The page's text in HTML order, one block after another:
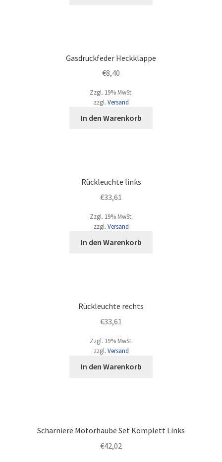
Gasdruckfeder Heckklappe
€8,40
Zzgl. 19% MwSt.
zzgl. Versand
In den Warenkorb
Rückleuchte links
€33,61
Zzgl. 19% MwSt.
zzgl. Versand
In den Warenkorb
Rückleuchte rechts
€33,61
Zzgl. 19% MwSt.
zzgl. Versand
In den Warenkorb
Scharniere Motorhaube Set Komplett Links
€42,02